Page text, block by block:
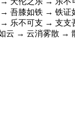
吾膝如铁 → 铁证
乐不可支 → 支支
云 → 云消雾散 →